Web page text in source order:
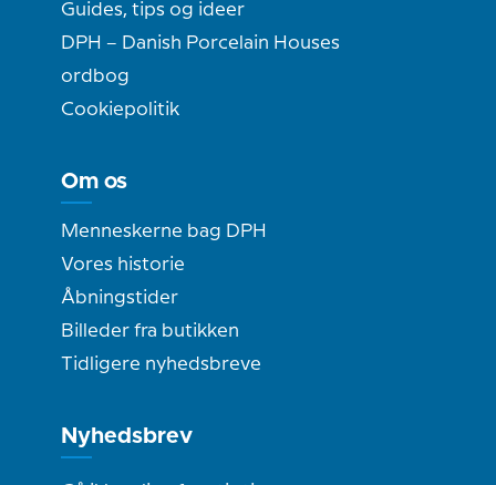
Guides, tips og ideer
DPH – Danish Porcelain Houses
ordbog
Cookiepolitik
Om os
Menneskerne bag DPH
Vores historie
Åbningstider
Billeder fra butikken
Tidligere nyhedsbreve
Nyhedsbrev